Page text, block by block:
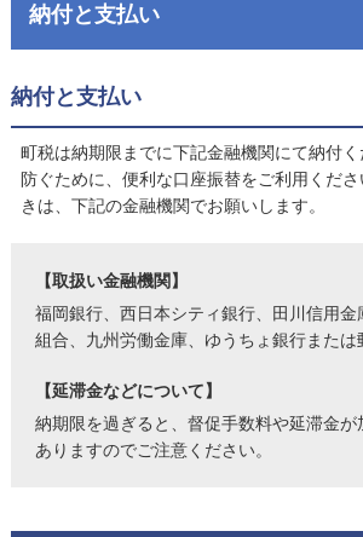
納付と支払い
納付と支払い
町税は納期限までに下記金融機関にて納付
防ぐために、便利な口座振替をご利用くだ
きは、下記の金融機関でお願いします。
【取扱い金融機関】
福岡銀行、西日本シティ銀行、田川信用金
組合、九州労働金庫、ゆうちょ銀行または
【延滞金などについて】
納期限を過ぎると、督促手数料や延滞金が
ありますのでご注意ください。